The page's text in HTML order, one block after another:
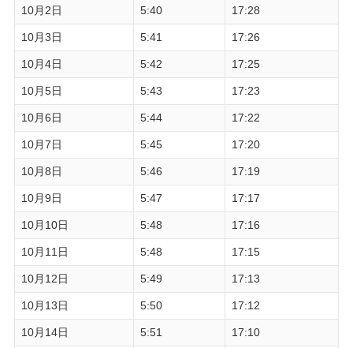
10月2日 5:40 17:28
10月3日 5:41 17:26
10月4日 5:42 17:25
10月5日 5:43 17:23
10月6日 5:44 17:22
10月7日 5:45 17:20
10月8日 5:46 17:19
10月9日 5:47 17:17
10月10日 5:48 17:16
10月11日 5:48 17:15
10月12日 5:49 17:13
10月13日 5:50 17:12
10月14日 5:51 17:10